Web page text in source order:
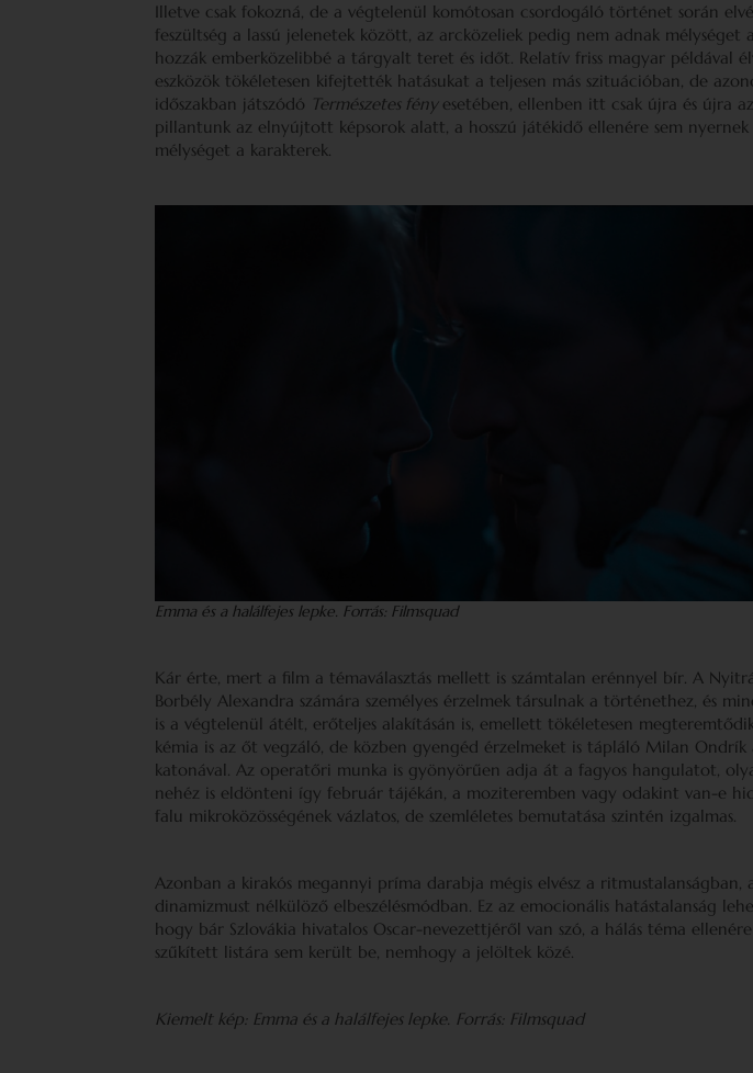
Illetve csak fokozná, de a végtelenül komótosan csordogáló történet során
feszültség a lassú jelenetek között, az arcközeliek pedig nem adnak mélységet
hozzák emberközelibbé a tárgyalt teret és időt. Relatív friss magyar példával
eszközök tökéletesen kifejtették hatásukat a teljesen más szituációban, de
időszakban játszódó Természetes fény esetében, ellenben itt csak újra és újra
pillantunk az elnyújtott képsorok alatt, a hosszú játékidő ellenére sem
mélységet a karakterek.
Emma és a halálfejes lepke. Forrás: Filmsquad
Kár érte, mert a film a témaválasztás mellett is számtalan erénnyel bír. A
Borbély Alexandra számára személyes érzelmek társulnak a történethez, és
is a végtelenül átélt, erőteljes alakításán is, emellett tökéletesen
kémia is az őt vegzáló, de közben gyengéd érzelmeket is tápláló Milan
katonával. Az operatőri munka is gyönyörűen adja át a fagyos hangulatot,
nehéz is eldönteni így február tájékán, a moziteremben vagy odakint van-e
falu mikroközösségének vázlatos, de szemléletes bemutatása szintén izgalmas.
Azonban a kirakós megannyi príma darabja mégis elvész a ritmustalanságban,
dinamizmust nélkülöző elbeszélésmódban. Ez az emocionális hatástalanság
hogy bár Szlovákia hivatalos Oscar-nevezettjéről van szó, a hálás téma
szűkített listára sem került be, nemhogy a jelöltek közé.
Kiemelt kép: Emma és a halálfejes lepke. Forrás: Filmsquad